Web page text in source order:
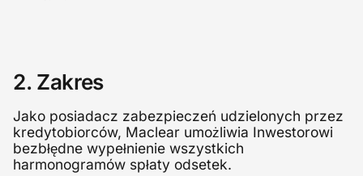
2. Zakres
Jako posiadacz zabezpieczeń udzielonych przez
kredytobiorców, Maclear umożliwia Inwestorowi
bezbłędne wypełnienie wszystkich
harmonogramów spłaty odsetek.